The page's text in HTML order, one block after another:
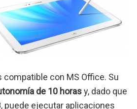
compatible con MS Office. Su
de 10 horasy, dado que
puede ejecutar aplicaciones